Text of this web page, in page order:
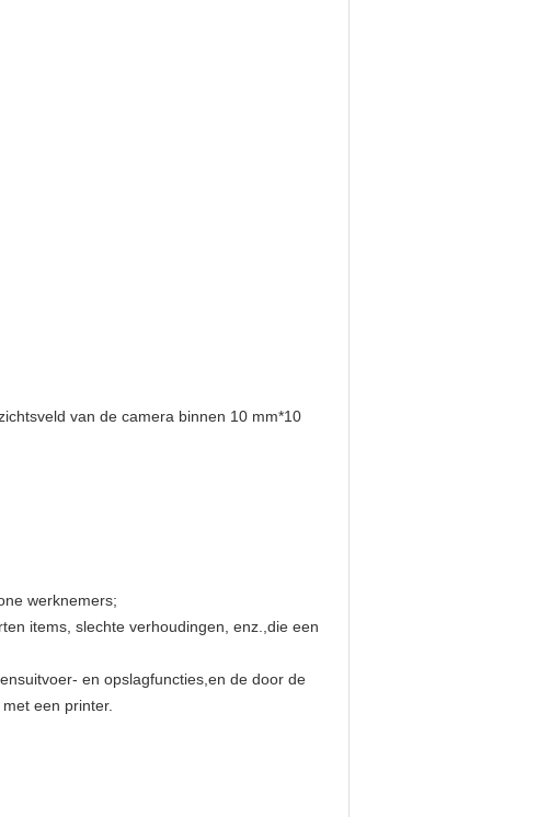
van de camera binnen 10 mm*10
werknemers;
items, slechte verhoudingen, enz.,die een
en opslagfuncties,en de door de
een printer.